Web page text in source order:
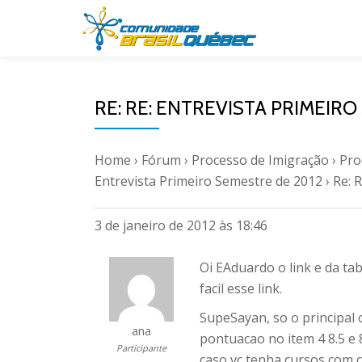
RE: RE: ENTREVISTA
Home › Fórum › Processo de Imigração ›
Entrevista Primeiro Semestre de 2012 › Re:
3 de janeiro de 2012 às 18:46
ana
Participante
Oi EAduardo o link e da
facil esse link.
SupeSayan, so o
pontuacao no item 4 8.5 e